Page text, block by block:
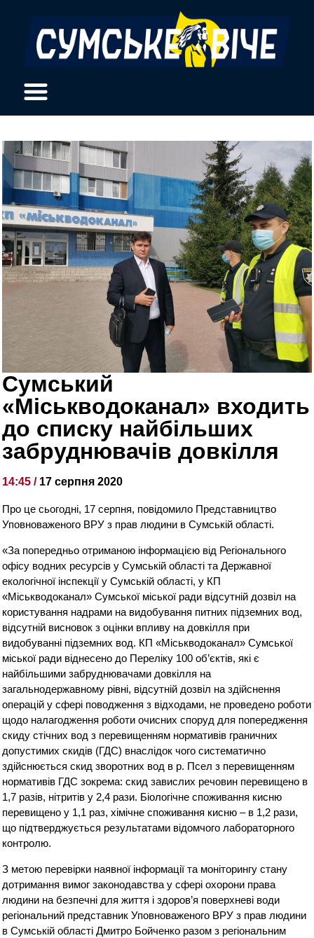
Сумський
«Міськводоканал» входить
до списку найбільших
забруднювачів довкілля
14:45 / 17 серпня 2020
Про це сьогодні, 17 серпня, повідомило Представництво
Уповноваженого ВРУ з прав людини в Сумській області.
«За попередньо отриманою інформацією від Регіонального
офісу водних ресурсів у Сумській області та Державної
екологічної інспекції у Сумській області, у КП
«Міськводоканал» Сумської міської ради відсутній дозвіл на
користування надрами на видобування питних підземних вод,
відсутній висновок з оцінки впливу на довкілля при
видобуванні підземних вод. КП «Міськводоканал» Сумської
міської ради віднесено до Переліку 100 об’єктів, які є
найбільшими забруднювачами довкілля на
загальнодержавному рівні, відсутній дозвіл на здійснення
операцій у сфері поводження з відходами, не проведено роботи
щодо налагодження роботи очисних споруд для попередження
скиду стічних вод з перевищенням нормативів граничних
допустимих скидів (ГДС) внаслідок чого систематично
здійснюється скид зворотних вод в р. Псел з перевищенням
нормативів ГДС зокрема: скид завислих речовин перевищено в
1,7 разів, нітритів у 2,4 рази. Біологічне споживання кисню
перевищено у 1,1 раз, хімічне споживання кисню – в 1,2 рази,
що підтверджується результатами відомчого лабораторного
контролю.
З метою перевірки наявної інформації та моніторингу стану
дотримання вимог законодавства у сфері охорони права
людини на безпечні для життя і здоров’я поверхневі води
регіональний представник Уповноваженого ВРУ з прав людини
в Сумській області Дмитро Бойченко разом з регіональним